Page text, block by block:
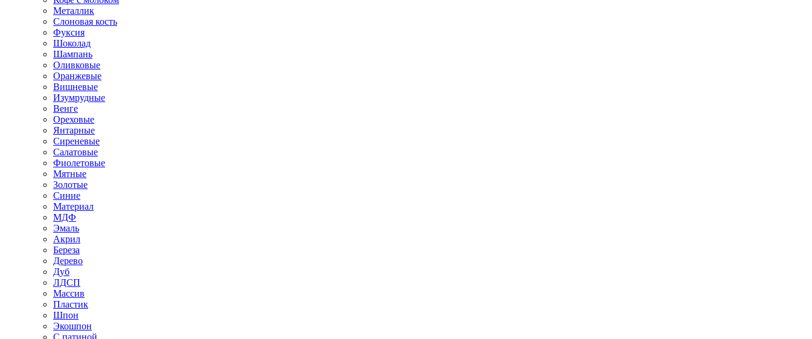
Металлик
Слоновая кость
Фуксия
Шоколад
Шампань
Оливковые
Оранжевые
Вишневые
Изумрудные
Венге
Ореховые
Янтарные
Сиреневые
Салатовые
Фиолетовые
Мятные
Золотые
Синие
Материал
МДФ
Эмаль
Акрил
Береза
Дерево
Дуб
ЛДСП
Массив
Пластик
Шпон
Экошпон
С патиной